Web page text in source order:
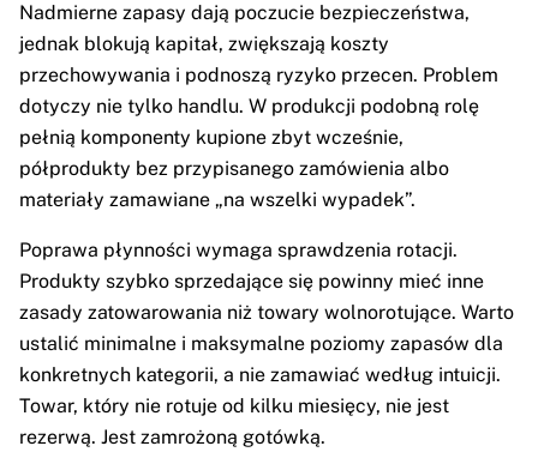
Nadmierne zapasy dają poczucie bezpieczeństwa,
jednak blokują kapitał, zwiększają koszty
przechowywania i podnoszą ryzyko przecen. Problem
dotyczy nie tylko handlu. W produkcji podobną rolę
pełnią komponenty kupione zbyt wcześnie,
półprodukty bez przypisanego zamówienia albo
materiały zamawiane „na wszelki wypadek”.
Poprawa płynności wymaga sprawdzenia rotacji.
Produkty szybko sprzedające się powinny mieć inne
zasady zatowarowania niż towary wolnorotujące. Warto
ustalić minimalne i maksymalne poziomy zapasów dla
konkretnych kategorii, a nie zamawiać według intuicji.
Towar, który nie rotuje od kilku miesięcy, nie jest
rezerwą. Jest zamrożoną gotówką.